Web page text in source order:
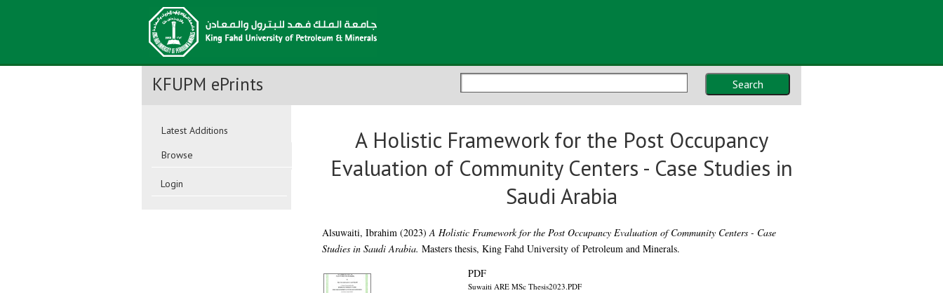
Search
KFUPM ePrints
Latest Additions
Browse
Login
A Holistic Framework for the Post Occupancy
Evaluation of Community Centers - Case Studies in
Saudi Arabia
Alsuwaiti, Ibrahim(2023)A Holistic Framework for the Post Occupancy Evaluation of Community Centers - Case
Studies in Saudi Arabia. Masters thesis, King Fahd University of Petroleum and Minerals.
PDF
Suwaiti ARE MSc Thesis2023.PDF